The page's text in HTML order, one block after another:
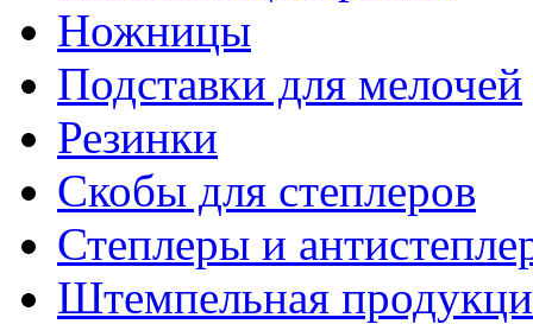
Ножницы
Подставки для мелочей
Резинки
Скобы для степлеров
Степлеры и
Штемпельная